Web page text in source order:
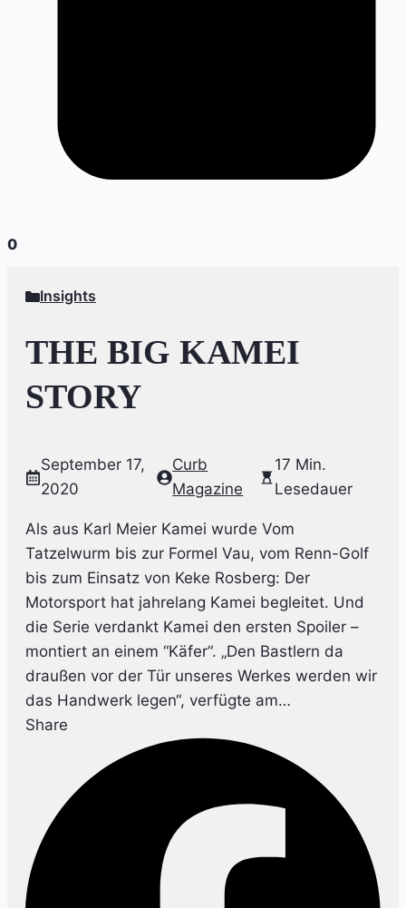
0
Insights
THE BIG KAMEI
STORY
September 17,
2020
Curb
Magazine
17 Min.
Lesedauer
Als aus Karl Meier Kamei wurde Vom
Tatzelwurm bis zur Formel Vau, vom Renn-Golf
bis zum Einsatz von Keke Rosberg: Der
Motorsport hat jahrelang Kamei begleitet. Und
die Serie verdankt Kamei den ersten Spoiler –
montiert an einem “Käfer“. „Den Bastlern da
draußen vor der Tür unseres Werkes werden wir
das Handwerk legen“, verfügte am…
Share